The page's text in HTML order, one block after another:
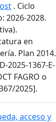
. Ciclo
2026-2028.
en
Plan 2014.
2025-1367-E-
FAGRO o
2025].
acceso y